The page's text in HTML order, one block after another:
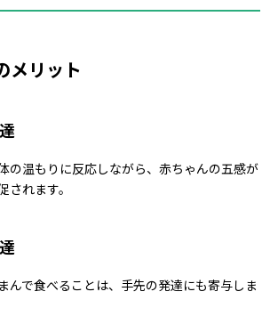
メリット
の温もりに反応しながら、赤ちゃんの五感が
れます。
んで食べることは、手先の発達にも寄与しま